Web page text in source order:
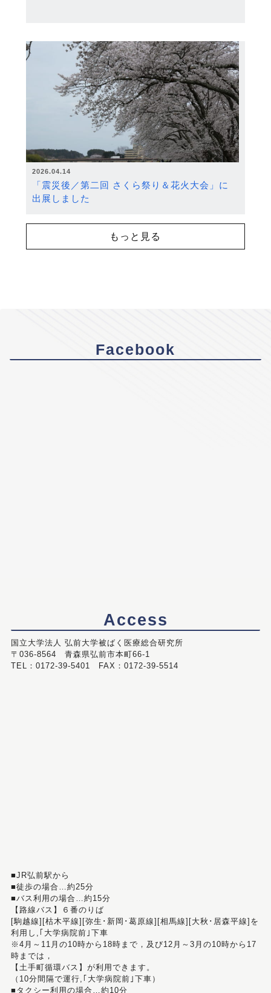
2026.04.14
「震災後／第二回 さくら祭り＆花火大会」に
出展しました
もっと見る
Facebook
Access
国立大学法人 弘前大学被ばく医療総合研究所
〒036-8564 青森県弘前市本町66-1
TEL：0172-39-5401 FAX：0172-39-5514
■JR弘前駅から
■徒歩の場合…約25分
■バス利用の場合…約15分
【路線バス】６番のりば
[駒越線][枯木平線][弥生･新岡･葛原線][相馬線][大秋･居森平線]を
利用し,｢大学病院前｣下車
※4月～11月の10時から18時まで，及び12月～3月の10時から17
時までは，
【土手町循環バス】が利用できます。
（10分間隔で運行,｢大学病院前｣下車）
■タクシー利用の場合…約10分